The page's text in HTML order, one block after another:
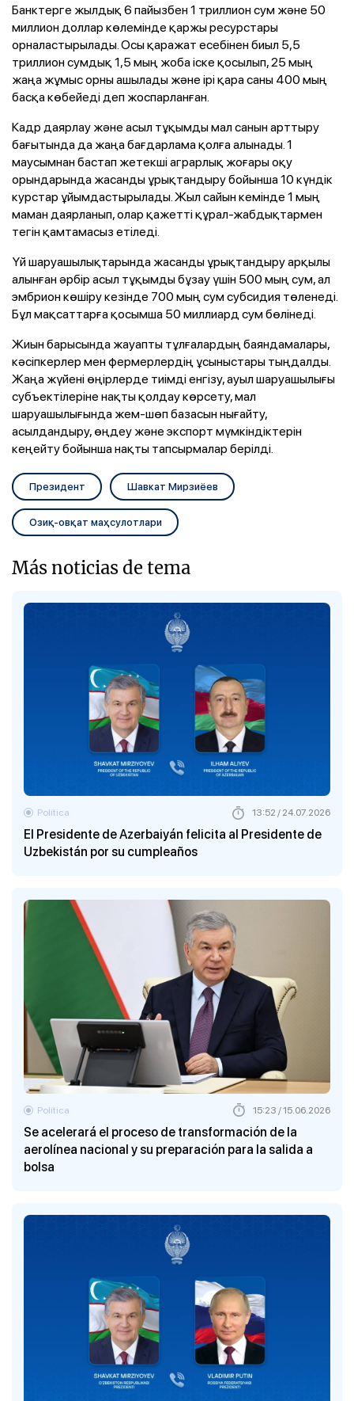
Банктерге жылдық 6 пайызбен 1 триллион сум және 50
миллион доллар көлемінде қаржы ресурстары
орналастырылады. Осы қаражат есебінен биыл 5,5
триллион сумдық 1,5 мың жоба іске қосылып, 25 мың
жаңа жұмыс орны ашылады және ірі қара саны 400 мың
басқа көбейеді деп жоспарланған.
Кадр даярлау және асыл тұқымды мал санын арттыру
бағытында да жаңа бағдарлама қолға алынады. 1
маусымнан бастап жетекші аграрлық жоғары оқу
орындарында жасанды ұрықтандыру бойынша 10 күндік
курстар ұйымдастырылады. Жыл сайын кемінде 1 мың
маман даярланып, олар қажетті құрал-жабдықтармен
тегін қамтамасыз етіледі.
Үй шаруашылықтарында жасанды ұрықтандыру арқылы
алынған әрбір асыл тұқымды бұзау үшін 500 мың сум, ал
эмбрион көшіру кезінде 700 мың сум субсидия төленеді.
Бұл мақсаттарға қосымша 50 миллиард сум бөлінеді.
Жиын барысында жауапты тұлғалардың баяндамалары,
кәсіпкерлер мен фермерлердің ұсыныстары тыңдалды.
Жаңа жүйені өңірлерде тиімді енгізу, ауыл шаруашылығы
субъектілеріне нақты қолдау көрсету, мал
шаруашылығында жем-шөп базасын нығайту,
асылдандыру, өңдеу және экспорт мүмкіндіктерін
кеңейту бойынша нақты тапсырмалар берілді.
Президент Шавкат Мирзиёев
Озиқ-овқат маҳсулотлари
Más noticias de tema
El Presidente de Azerbaiyán felicita al Presidente de
Uzbekistán por su cumpleaños
Política 13:52 / 24.07.2026
Se acelerará el proceso de transformación de la
aerolínea nacional y su preparación para la salida a
bolsa
Política 15:23 / 15.06.2026